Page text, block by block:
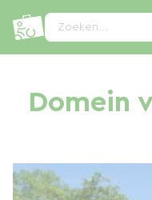
Zoeken...
Domein
Cookies beheer